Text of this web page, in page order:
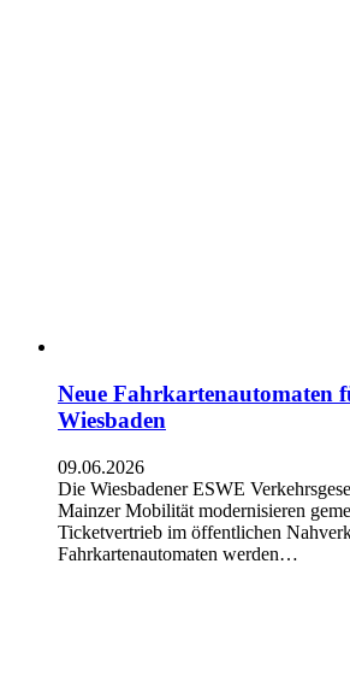
Neue Fahrkartenautomaten
Wiesbaden
09.06.2026
Die Wiesbadener ESWE
Mainzer Mobilität modernisieren
Ticketvertrieb im öffentlichen
Fahrkartenautomaten werden…